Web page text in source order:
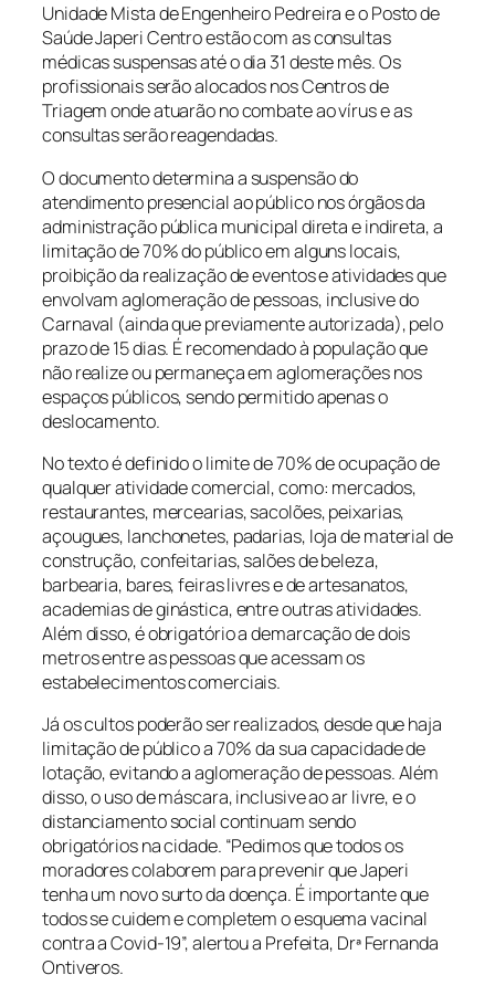
Unidade Mista de Engenheiro Pedreira e o Posto de
Saúde Japeri Centro estão com as consultas
médicas suspensas até o dia 31 deste mês. Os
profissionais serão alocados nos Centros de
Triagem onde atuarão no combate ao vírus e as
consultas serão reagendadas.
O documento determina a suspensão do
atendimento presencial ao público nos órgãos da
administração pública municipal direta e indireta, a
limitação de 70% do público em alguns locais,
proibição da realização de eventos e atividades que
envolvam aglomeração de pessoas, inclusive do
Carnaval (ainda que previamente autorizada), pelo
prazo de 15 dias. É recomendado à população que
não realize ou permaneça em aglomerações nos
espaços públicos, sendo permitido apenas o
deslocamento.
No texto é definido o limite de 70% de ocupação de
qualquer atividade comercial, como: mercados,
restaurantes, mercearias, sacolões, peixarias,
açougues, lanchonetes, padarias, loja de material de
construção, confeitarias, salões de beleza,
barbearia, bares, feiras livres e de artesanatos,
academias de ginástica, entre outras atividades.
Além disso, é obrigatório a demarcação de dois
metros entre as pessoas que acessam os
estabelecimentos comerciais.
Já os cultos poderão ser realizados, desde que haja
limitação de público a 70% da sua capacidade de
lotação, evitando a aglomeração de pessoas. Além
disso, o uso de máscara, inclusive ao ar livre, e o
distanciamento social continuam sendo
obrigatórios na cidade. “Pedimos que todos os
moradores colaborem para prevenir que Japeri
tenha um novo surto da doença. É importante que
todos se cuidem e completem o esquema vacinal
contra a Covid-19”, alertou a Prefeita, Drª Fernanda
Ontiveros.